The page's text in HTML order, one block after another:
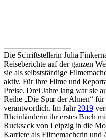
Die Schriftstellerin Julia
Reiseberichte auf der ganzen
sie als selbstständige
aktiv. Für ihre Filme und
Preise. Drei Jahre lang war sie
Reihe „Die Spur der Ahnen“
verantwortlich. Im Jahr 2019
Rheinländerin ihr erstes Buch
Rucksack von Leipzig in die
Karriere als Filmemacherin und